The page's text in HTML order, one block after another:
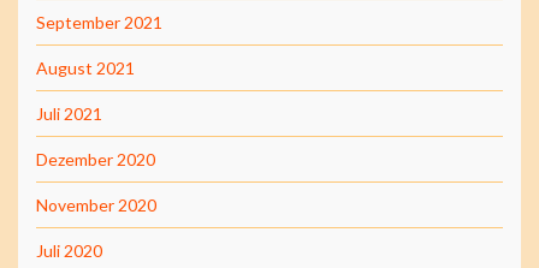
September 2021
August 2021
Juli 2021
Dezember 2020
November 2020
Juli 2020